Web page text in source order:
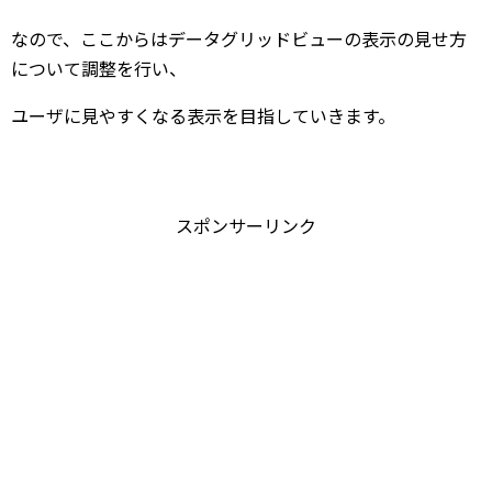
なので、ここからはデータグリッドビューの表示の見せ方
について調整を行い、
ユーザに見やすくなる表示を目指していきます。
スポンサーリンク